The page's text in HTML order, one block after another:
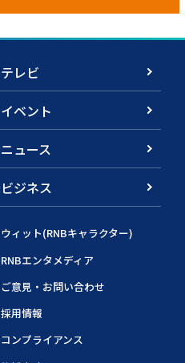
テレビ
イベント
ニュース
ビジネス
ウィット(RNBキャラクター)
RNBエンタメディア
ご意見・お問い合わせ
採用情報
コンプライアンス